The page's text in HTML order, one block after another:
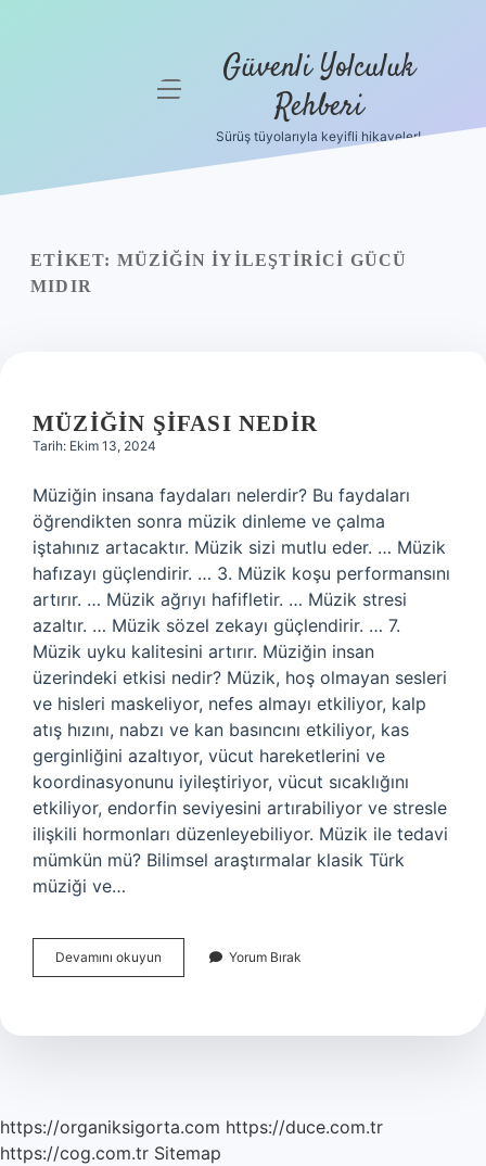
Yasal Uyarı
menüyü Güvenli Yolculuk
Rehberi
Sürüş tüyolarıyla keyifli hikayeler!
ETIKET: MÜZIĞIN IYILEŞTIRICI GÜCÜ
MIDIR
MÜZIĞIN ŞIFASI NEDIR
Tarih: Ekim 13, 2024
Müziğin insana faydaları nelerdir? Bu faydaları
öğrendikten sonra müzik dinleme ve çalma
iştahınız artacaktır. Müzik sizi mutlu eder. … Müzik
hafızayı güçlendirir. … 3. Müzik koşu performansını
artırır. … Müzik ağrıyı hafifletir. … Müzik stresi
azaltır. … Müzik sözel zekayı güçlendirir. … 7.
Müzik uyku kalitesini artırır. Müziğin insan
üzerindeki etkisi nedir? Müzik, hoş olmayan sesleri
ve hisleri maskeliyor, nefes almayı etkiliyor, kalp
atış hızını, nabzı ve kan basıncını etkiliyor, kas
gerginliğini azaltıyor, vücut hareketlerini ve
koordinasyonunu iyileştiriyor, vücut sıcaklığını
etkiliyor, endorfin seviyesini artırabiliyor ve stresle
ilişkili hormonları düzenleyebiliyor. Müzik ile tedavi
mümkün mü? Bilimsel araştırmalar klasik Türk
müziği ve…
Devamını okuyun
Şifası
Yorum Bırak
https://organiksigorta.com https://duce.com.tr
https://cog.com.tr Sitemap